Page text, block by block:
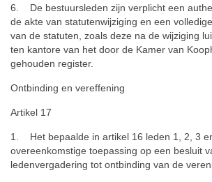
6. De bestuursleden zijn verplicht een
de akte van statutenwijziging en een
van de statuten, zoals deze na de wijziging
ten kantore van het door de Kamer van
gehouden register.
Ontbinding en vereffening
Artikel 17
1. Het bepaalde in artikel 16 leden 1, 2, 3
overeenkomstige toepassing op een besluit
ledenvergadering tot ontbinding van de